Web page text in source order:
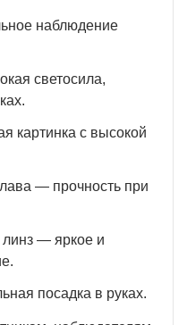
наблюдение
светосила,
картинка с высокой
— прочность при
— яркое и
посадка в руках.